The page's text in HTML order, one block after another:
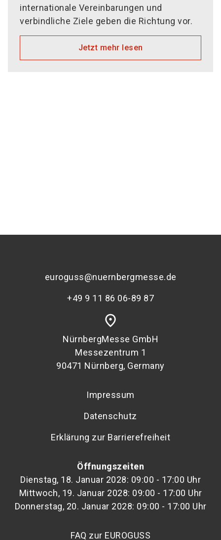
internationale Vereinbarungen und
verbindliche Ziele geben die Richtung vor.
Jetzt mehr lesen
euroguss@nuernbergmesse.de
+49 9 11 86 06-89 87
place
NürnbergMesse GmbH
Messezentrum 1
90471 Nürnberg, Germany
Impressum
Datenschutz
Erklärung zur Barrierefreiheit
Öffnungszeiten
Dienstag, 18. Januar 2028: 09:00 - 17:00 Uhr
Mittwoch, 19. Januar 2028: 09:00 - 17:00 Uhr
Donnerstag, 20. Januar 2028: 09:00 - 17:00 Uhr
FAQ zur EUROGUSS